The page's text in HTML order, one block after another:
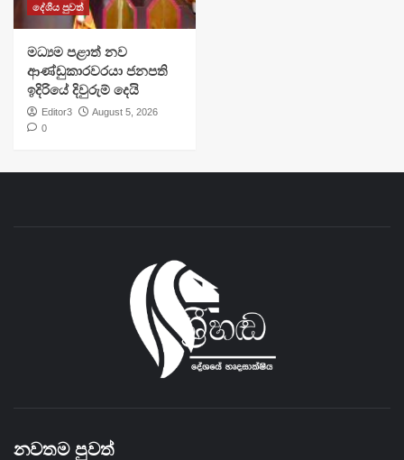
දේශීය පුවත්
මධ්‍යම පළාත් නව
ආණ්ඩුකාරවරයා ජනපති
ඉදිරියේ දිවුරුම් දෙයි
Editor3
August 5, 2026
0
නවතම පුවත්